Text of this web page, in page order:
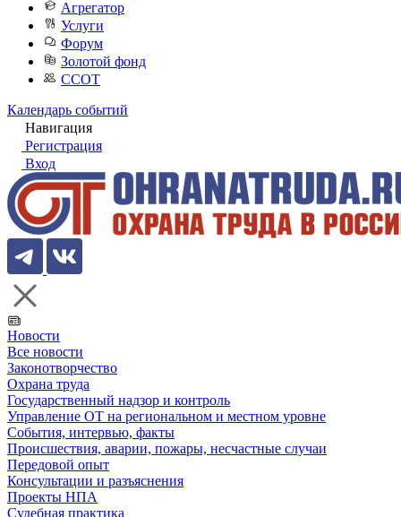
Агрегатор
Услуги
Форум
Золотой фонд
ССОТ
Календарь событий
Навигация
Регистрация
Вход
Новости
Все новости
Законотворчество
Охрана труда
Государственный надзор и контроль
Управление ОТ на региональном и местном уровне
События, интервью, факты
Происшествия, аварии, пожары, несчастные случаи
Передовой опыт
Консультации и разъяснения
Проекты НПА
Судебная практика